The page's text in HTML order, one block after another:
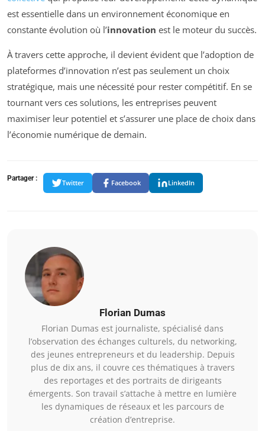
est essentielle dans un environnement économique en
constante évolution où l’innovation est le moteur du succès.
À travers cette approche, il devient évident que l’adoption de
plateformes d’innovation n’est pas seulement un choix
stratégique, mais une nécessité pour rester compétitif. En se
tournant vers ces solutions, les entreprises peuvent
maximiser leur potentiel et s’assurer une place de choix dans
l’économie numérique de demain.
Partager :
Twitter Facebook LinkedIn
Florian Dumas
Florian Dumas est journaliste, spécialisé dans
l’observation des échanges culturels, du networking,
des jeunes entrepreneurs et du leadership. Depuis
plus de dix ans, il couvre ces thématiques à travers
des reportages et des portraits de dirigeants
émergents. Son travail s’attache à mettre en lumière
les dynamiques de réseaux et les parcours de
création d’entreprise.